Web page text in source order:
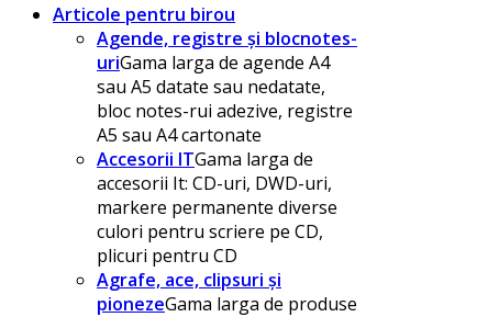
Articole pentru birou
Agende, registre și blocnotes-
uriGama larga de agende A4
sau A5 datate sau nedatate,
bloc notes-rui adezive, registre
A5 sau A4 cartonate
Accesorii ITGama larga de
accesorii It: CD-uri, DWD-uri,
markere permanente diverse
culori pentru scriere pe CD,
plicuri pentru CD
Agrafe, ace, clipsuri și
pionezeGama larga de produse